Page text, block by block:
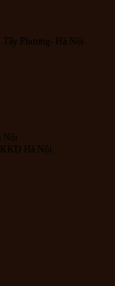
Phương- Hà Nội
Nội
Hà Nội